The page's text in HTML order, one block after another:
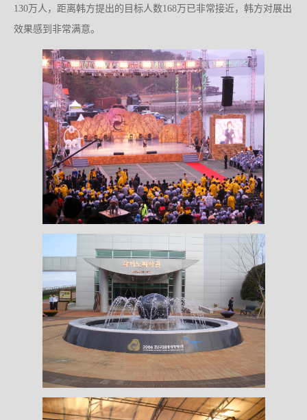
130万人，距离韩方提出的目标人数168万已非常接近，韩方对展出
效果感到非常满意。